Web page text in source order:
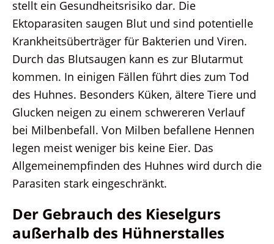
stellt ein Gesundheitsrisiko dar. Die
Ektoparasiten saugen Blut und sind potentielle
Krankheitsüberträger für Bakterien und Viren.
Durch das Blutsaugen kann es zur Blutarmut
kommen. In einigen Fällen führt dies zum Tod
des Huhnes. Besonders Küken, ältere Tiere und
Glucken neigen zu einem schwereren Verlauf
bei Milbenbefall. Von Milben befallene Hennen
legen meist weniger bis keine Eier. Das
Allgemeinempfinden des Huhnes wird durch die
Parasiten stark eingeschränkt.
Der Gebrauch des Kieselgurs
außerhalb des Hühnerstalles